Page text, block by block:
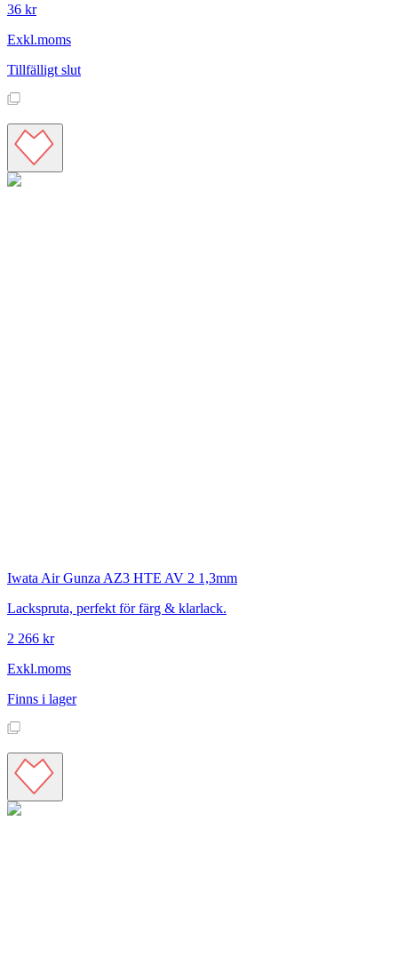
36 kr
Exkl.moms
Tillfälligt slut
Iwata Air Gunza AZ3 HTE AV 2 1,3mm
Lackspruta, perfekt för färg & klarlack.
2 266 kr
Exkl.moms
Finns i lager